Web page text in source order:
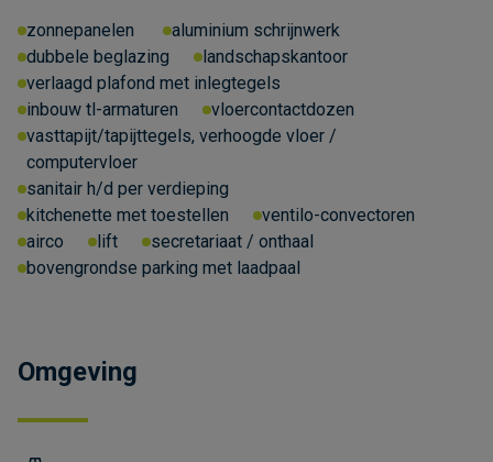
zonnepanelen
aluminium schrijnwerk
dubbele beglazing
landschapskantoor
verlaagd plafond met inlegtegels
inbouw tl-armaturen
vloercontactdozen
vasttapijt/tapijttegels, verhoogde vloer /
computervloer
sanitair h/d per verdieping
kitchenette met toestellen
ventilo-convectoren
airco
lift
secretariaat / onthaal
bovengrondse parking met laadpaal
Omgeving